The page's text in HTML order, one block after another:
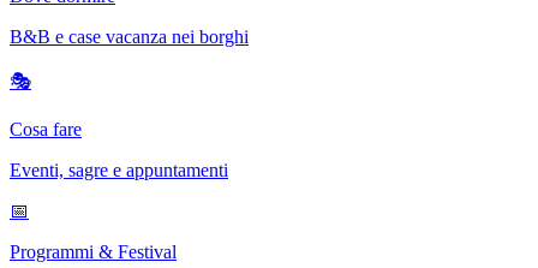
B&B e case vacanza nei borghi
🎭
Cosa fare
Eventi, sagre e appuntamenti
📅
Programmi & Festival